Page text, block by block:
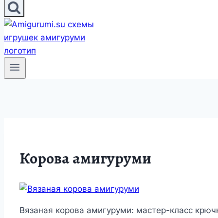
Корова амигуруми
Вязаная корова амигуруми: мастер-класс